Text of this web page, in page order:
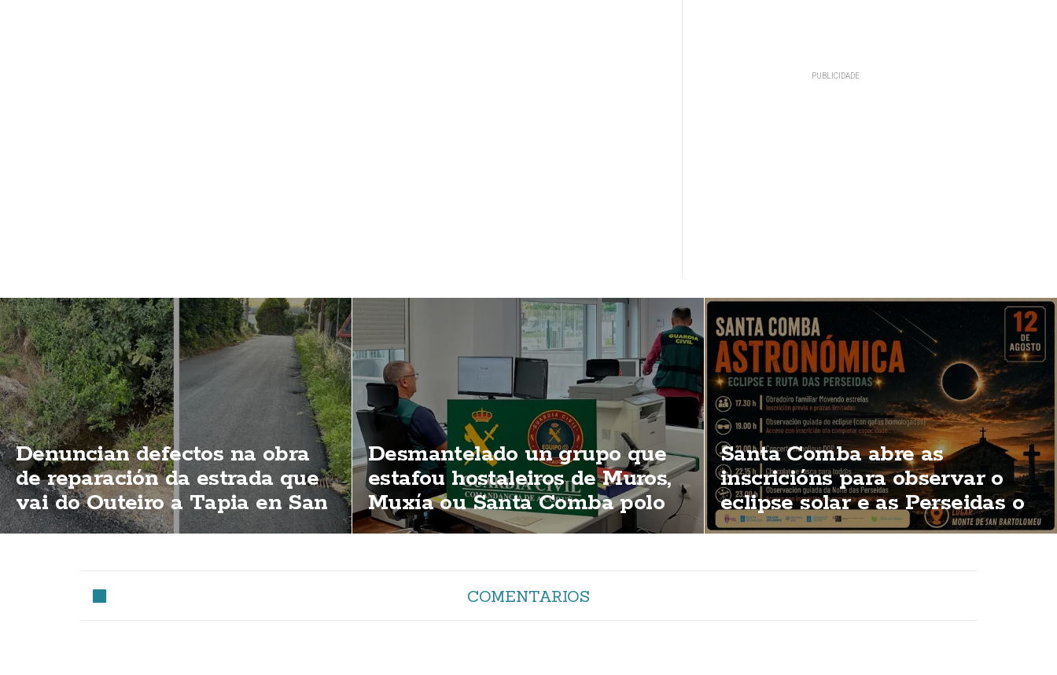
Denuncian defectos na obra
de reparación da estrada que
vai do Outeiro a Tapia en San
Cristobo de Mallón
Desmantelado un grupo que
estafou hostaleiros de Muros,
Muxía ou Santa Comba polo
método do "corte de luz"
Santa Comba abre as
inscricións para observar o
eclipse solar e as Perseidas o
12 de agosto
COMENTARIOS